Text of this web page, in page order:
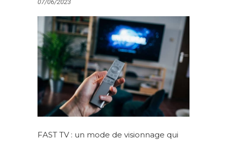
07/06/2023
FAST TV : un mode de visionnage qui